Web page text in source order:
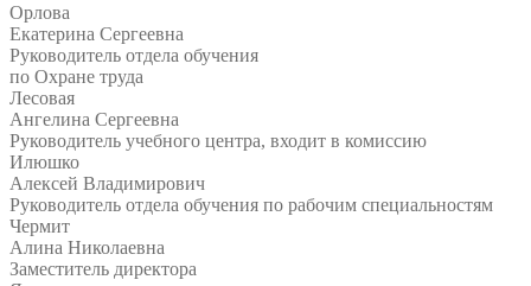
Орлова
Екатерина Сергеевна
Руководитель отдела обучения
по Охране труда
Лесовая
Ангелина Сергеевна
Руководитель учебного центра, входит в комиссию
Илюшко
Алексей Владимирович
Руководитель отдела обучения по рабочим специальностям
Чермит
Алина Николаевна
Заместитель директора